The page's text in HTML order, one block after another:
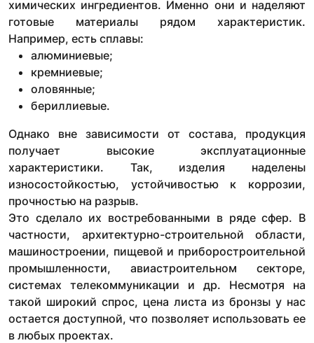
химических ингредиентов. Именно они и наделяют
готовые материалы рядом характеристик.
Например, есть сплавы:
алюминиевые;
кремниевые;
оловянные;
бериллиевые.
Однако вне зависимости от состава, продукция
получает высокие эксплуатационные
характеристики. Так, изделия наделены
износостойкостью, устойчивостью к коррозии,
прочностью на разрыв.
Это сделало их востребованными в ряде сфер. В
частности, архитектурно-строительной области,
машиностроении, пищевой и приборостроительной
промышленности, авиастроительном секторе,
системах телекоммуникации и др. Несмотря на
такой широкий спрос, цена листа из бронзы у нас
остается доступной, что позволяет использовать ее
в любых проектах.